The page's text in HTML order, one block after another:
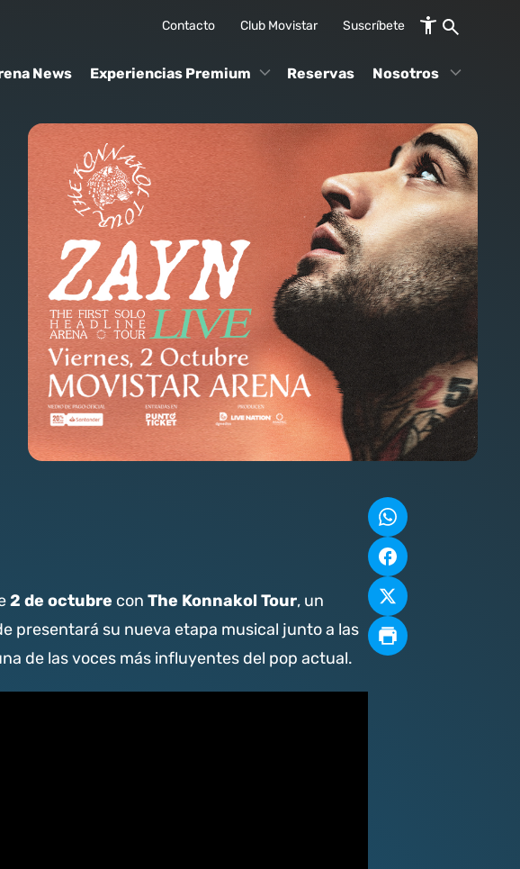
Contacto Club Movistar Suscríbete
News Experiencias Premium Reservas Nosotros
2 de octubre conThe Konnakol Tour, un
presentará su nueva etapa musical junto a las
de las voces más influyentes del pop actual.